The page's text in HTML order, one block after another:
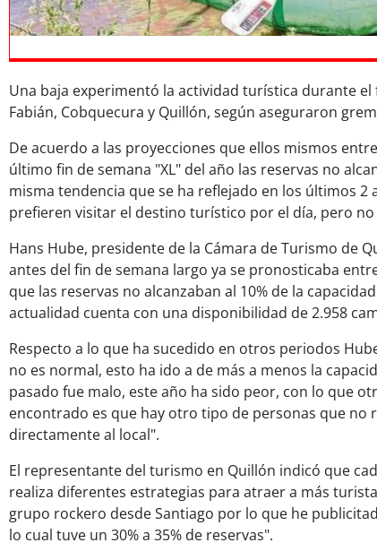
Una baja experimentó la actividad turística durante el
Fabián, Cobquecura y Quillón, según aseguraron
De acuerdo a las proyecciones que ellos mismos
último fin de semana "XL" del año las reservas no
misma tendencia que se ha reflejado en los últimos 2
prefieren visitar el destino turístico por el día, pero no
Hans Hube, presidente de la Cámara de Turismo de
antes del fin de semana largo ya se pronosticaba
que las reservas no alcanzaban al 10% de la
actualidad cuenta con una disponibilidad de 2.958
Respecto a lo que ha sucedido en otros periodos
no es normal, esto ha ido a de más a menos la
pasado fue malo, este año ha sido peor, con lo que
encontrado es que hay otro tipo de personas que no
directamente al local".
El representante del turismo en Quillón indicó que
realiza diferentes estrategias para atraer a más
grupo rockero desde Santiago por lo que he
lo cual tuve un 30% a 35% de reservas".